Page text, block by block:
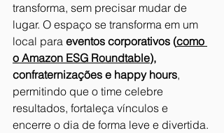
transforma, sem precisar mudar de
lugar. O espaço se transforma em um
local para eventos corporativos (como
o Amazon ESG Roundtable),
confraternizações e happy hours,
permitindo que o time celebre
resultados, fortaleça vínculos e
encerre o dia de forma leve e divertida.